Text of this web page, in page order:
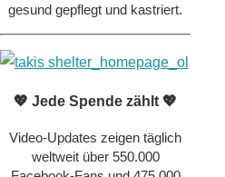
gesund gepflegt und kastriert.
💖 Jede Spende zählt 💖
Video-Updates zeigen täglich
weltweit über 550.000